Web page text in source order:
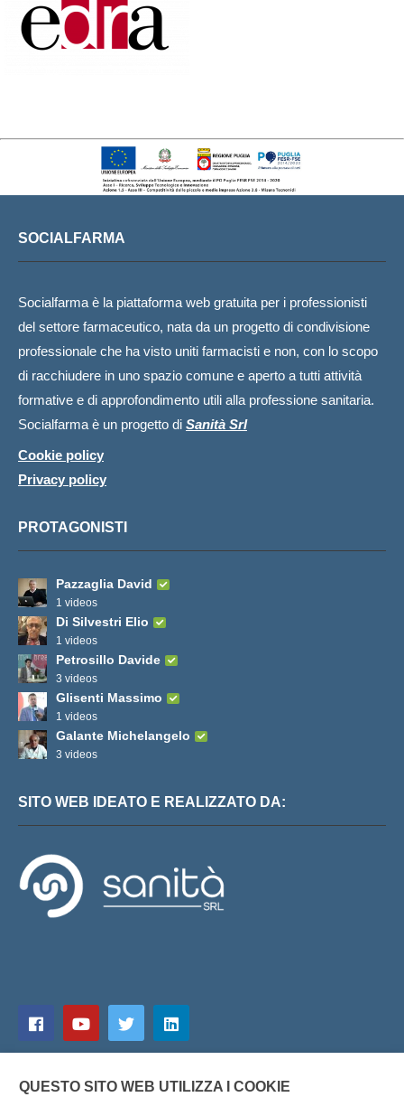
SOCIALFARMA
Socialfarma è la piattaforma web gratuita per i professionisti
del settore farmaceutico, nata da un progetto di condivisione
professionale che ha visto uniti farmacisti e non, con lo scopo
di racchiudere in uno spazio comune e aperto a tutti attività
formative e di approfondimento utili alla professione sanitaria.
Socialfarma è un progetto di Sanità Srl
Cookie policy
Privacy policy
PROTAGONISTI
Pazzaglia David
1 videos
Di Silvestri Elio
1 videos
Petrosillo Davide
3 videos
Glisenti Massimo
1 videos
Galante Michelangelo
3 videos
SITO WEB IDEATO E REALIZZATO DA:
QUESTO SITO WEB UTILIZZA I COOKIE